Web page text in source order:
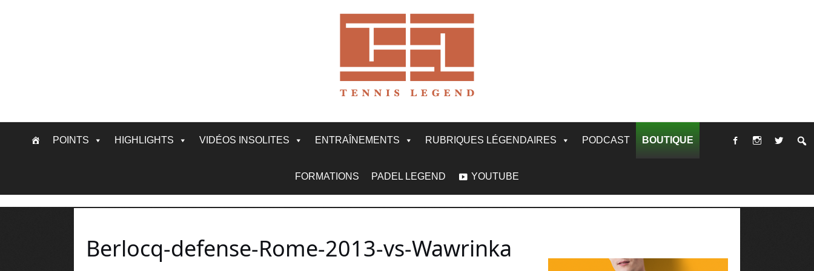
POINTS HIGHLIGHTS VIDÉOS INSOLITES ENTRAÎNEMENTS RUBRIQUES LÉGENDAIRES PODCAST BOUTIQUE
FORMATIONS PADEL LEGEND YOUTUBE
Berlocq-defense-Rome-2013-vs-Wawrinka